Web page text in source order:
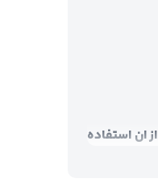
از ان استفاده